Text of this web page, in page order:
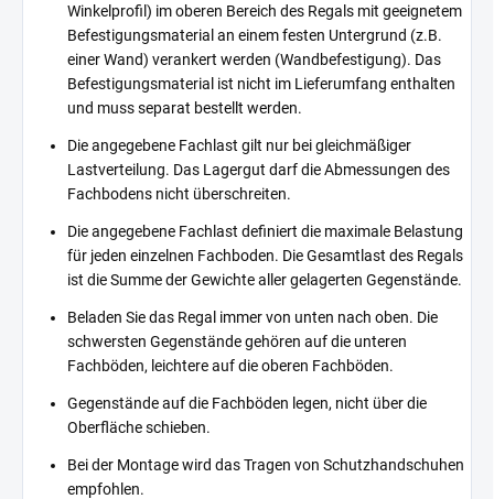
Winkelprofil) im oberen Bereich des Regals mit geeignetem
Befestigungsmaterial an einem festen Untergrund (z.B.
einer Wand) verankert werden (Wandbefestigung). Das
Befestigungsmaterial ist nicht im Lieferumfang enthalten
und muss separat bestellt werden.
Die angegebene Fachlast gilt nur bei gleichmäßiger
Lastverteilung. Das Lagergut darf die Abmessungen des
Fachbodens nicht überschreiten.
Die angegebene Fachlast definiert die maximale Belastung
für jeden einzelnen Fachboden. Die Gesamtlast des Regals
ist die Summe der Gewichte aller gelagerten Gegenstände.
Beladen Sie das Regal immer von unten nach oben. Die
schwersten Gegenstände gehören auf die unteren
Fachböden, leichtere auf die oberen Fachböden.
Gegenstände auf die Fachböden legen, nicht über die
Oberfläche schieben.
Bei der Montage wird das Tragen von Schutzhandschuhen
empfohlen.